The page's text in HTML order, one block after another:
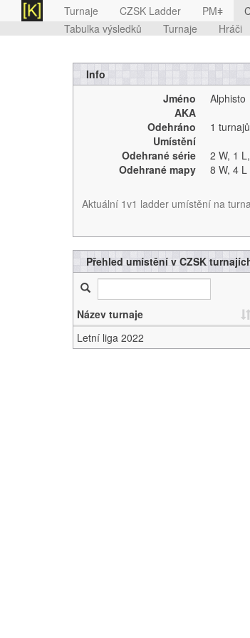
Turnaje CZSK Ladder PMǂ
Tabulka výsledků
Turnaje Hráči
Info
Jméno
Alphisto
AKA
Odehráno
1 turnajů
Umístění
Odehrané série
2 W, 1 L,
Odehrané mapy
8 W, 4 L
Aktuální 1v1 ladder umístění na
Přehled umístění v CZSK
Název turnaje
Letní liga 2022